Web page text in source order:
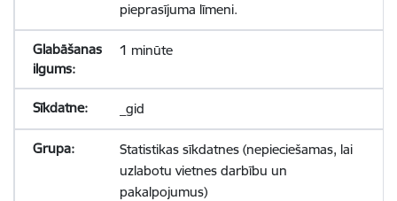
pieprasījuma līmeni.
1 minūte
_gid
Statistikas sīkdatnes (nepieciešamas, lai
uzlabotu vietnes darbību un
pakalpojumus)